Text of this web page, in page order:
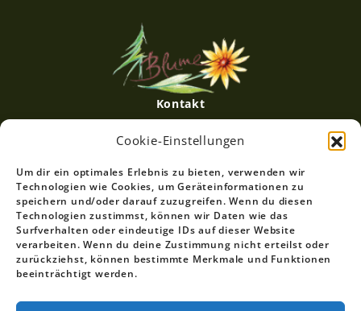
Cookie-Einstellungen
Um dir ein optimales Erlebnis zu bieten, verwenden wir
Technologien wie Cookies, um Geräteinformationen zu
speichern und/oder darauf zuzugreifen. Wenn du diesen
Technologien zustimmst, können wir Daten wie das
Surfverhalten oder eindeutige IDs auf dieser Website
verarbeiten. Wenn du deine Zustimmung nicht erteilst oder
zurückziehst, können bestimmte Merkmale und Funktionen
beeinträchtigt werden.
Kontakt
Hotel Gasthof Blume
Inhaber: Theo Huß
Rechtmurgstrasse 108
72270 Baiersbronn - Obertal
Fon +49 (0) 7449 - 8077